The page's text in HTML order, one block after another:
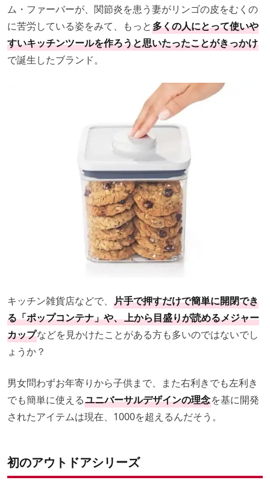
ム・ファーバーが、関節炎を患う妻がリンゴの皮をむくの
に苦労している姿をみて、もっと多くの人にとって使いや
すいキッチンツールを作ろうと思いたったことがきっかけ
で誕生したブランド。
キッチン雑貨店などで、 片手で押すだけで簡単に開閉でき
る「ポップコンテナ」や、上から目盛りが読めるメジャー
カップなどを見かけたことがある方も多いのではないでし
ょうか？
男女問わずお年寄りから子供まで、また右利きでも左利き
でも簡単に使えるユニバーサルデザインの理念を基に開発
されたアイテムは現在、1000を超えるんだそう。
初のアウトドアシリーズ